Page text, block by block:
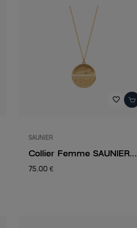
favorite_border
SAUNIER
Collier Femme SAUNIER...
75,00 €